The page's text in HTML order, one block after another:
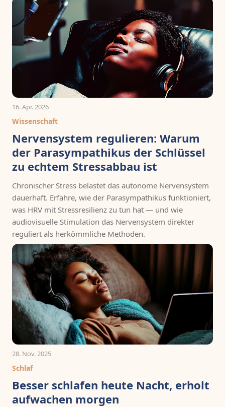
16. Apr. 2026
Wissenschaft
Nervensystem regulieren: Warum
der Parasympathikus der Schlüssel
zu echtem Stressabbau ist
Chronischer Stress belastet das autonome Nervensystem
dauerhaft. Erfahre, wie der Parasympathikus funktioniert,
was HRV mit Stressresilienz zu tun hat — und wie
audiovisuelle Stimulation das Nervensystem direkter
reguliert als herkömmliche Methoden.
28. Nov. 2025
Schlaf
Besser schlafen heute Nacht, erholt
aufwachen morgen